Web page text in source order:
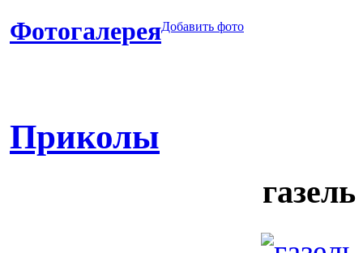
ФотогалереяДобавить фото
Приколы
газель